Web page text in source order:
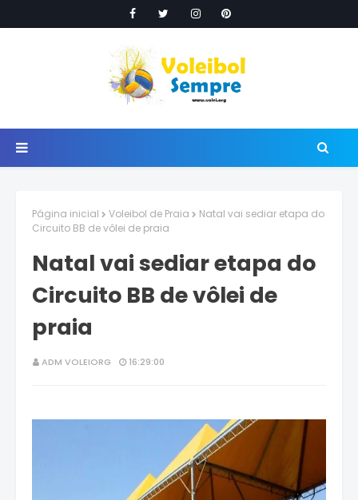
Página inicial Voleibol de Praia
Natal vai sediar etapa do
Circuito BB de vôlei de praia
Natal vai sediar etapa do
Circuito BB de vôlei de
praia
ADM VOLEIORG 16:29:00